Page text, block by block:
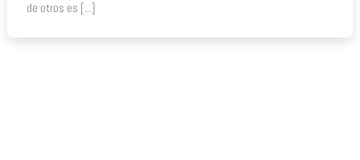
de otros es [...]